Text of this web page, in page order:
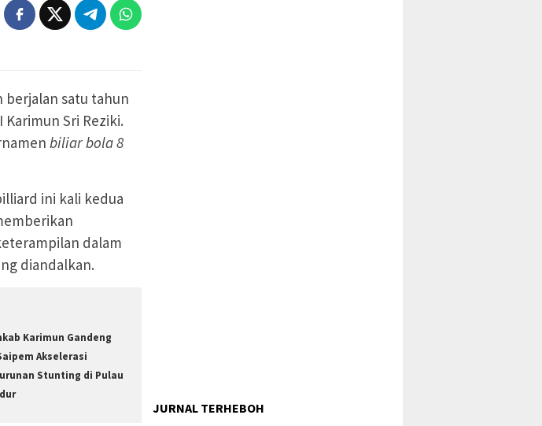
berjalan satu tahun
Sri Reziki.
biliar bola 8
ini kali kedua
dalam
diandalkan.
Karimun Gandeng
Akselerasi
Stunting di Pulau
JURNAL TERHEBOH